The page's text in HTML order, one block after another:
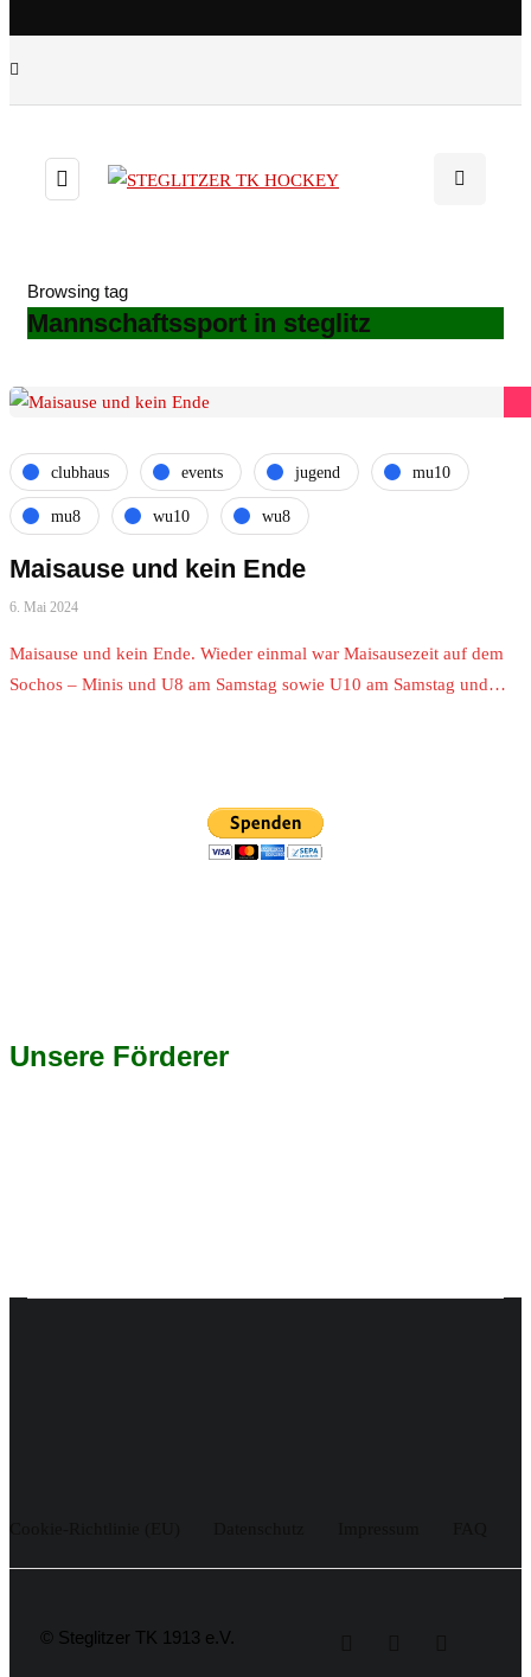
Browsing tag
Mannschaftssport in steglitz
clubhaus events jugend mu10
mu8 wu10 wu8
Maisause und kein Ende
6. Mai 2024
Maisause und kein Ende. Wieder einmal war Maisausezeit auf dem
Sochos – Minis und U8 am Samstag sowie U10 am Samstag und…
Unsere Förderer
© Steglitzer TK 1913 e.V.